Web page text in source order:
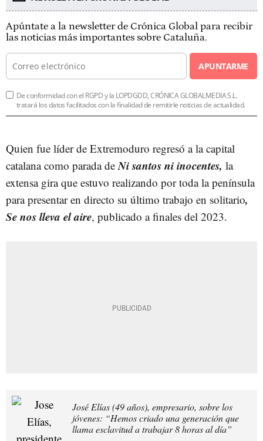
Apúntate a la newsletter de Crónica Global para recibir
las noticias más importantes sobre Cataluña.
APUNTARME
De conformidad con el RGPD y la LOPDGDD, CRÓNICA GLOBALMEDIA S.L.
tratará los datos facilitados con la finalidad de remitirle noticias de actualidad.
Quien fue líder de Extremoduro regresó a la capital
catalana como parada de Ni santos ni inocentes, la
extensa gira que estuvo realizando por toda la península
para presentar en directo su último trabajo en solitario,
Se nos lleva el aire, publicado a finales del 2023.
José Elías (49 años), empresario, sobre los
jóvenes: “Hemos criado una generación que
llama esclavitud a trabajar 8 horas al día”